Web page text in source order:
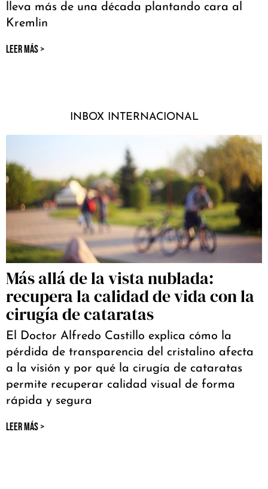
lleva más de una década plantando cara al
Kremlin
LEER MÁS >
INBOX INTERNACIONAL
Más allá de la vista nublada:
recupera la calidad de vida con la
cirugía de cataratas
El Doctor Alfredo Castillo explica cómo la
pérdida de transparencia del cristalino afecta
a la visión y por qué la cirugía de cataratas
permite recuperar calidad visual de forma
rápida y segura
LEER MÁS >